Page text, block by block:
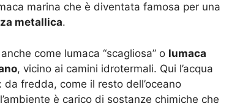
marina che è diventata famosa per una
metallica.
come lumaca “scagliosa” o lumaca
, vicino ai camini idrotermali. Qui l’acqua
fredda, come il resto dell’oceano
è carico di sostanze chimiche che